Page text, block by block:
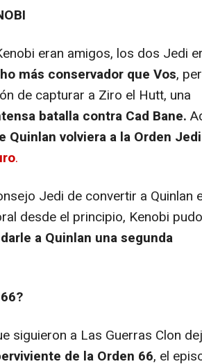
eran amigos, los dos Jedi
más conservador que Vos,
de capturar a Ziro el Hutt, una
batalla contra Cad Bane.
Quinlan volviera a la Orden Jedi
.
Jedi de convertir a Quinlan
desde el principio, Kenobi pudo
darle a Quinlan una segunda
siguieron a Las Guerras Clon
de la Orden 66, el